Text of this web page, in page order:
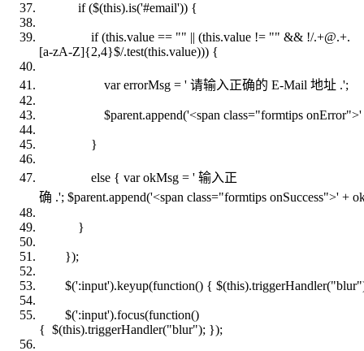
if($(this).is('#email')) {
if(this.value == "" || (this.value != "" && !/.+@.+.
[a-zA-Z]{2,4}$/.test(this.value))) {
varerrorMsg = ' 请输入正确的 E-Mail 地址 .';
$parent.append('<span class="formtips onError">'
}
else { varokMsg = ' 输入正
确 .'; $parent.append('<span class="formtips onSuccess">' +
}
});
$(':input').keyup(function() { $(this).triggerHandler("blur"
$(':input').focus(function()
{ $(this).triggerHandler("blur"); });